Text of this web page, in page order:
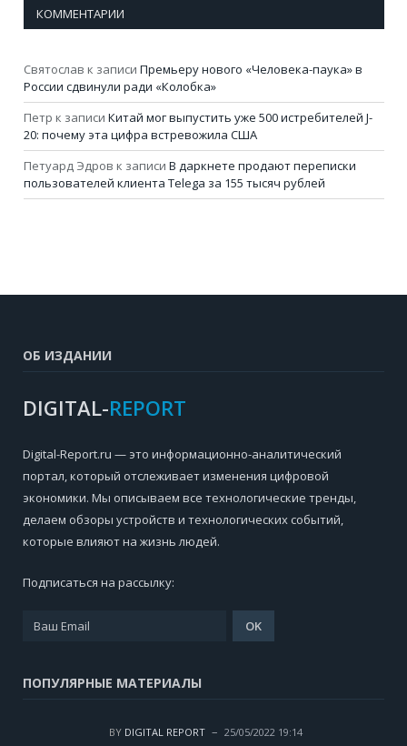
КОММЕНТАРИИ
Святослав к записи Премьеру нового «Человека-паука» в
России сдвинули ради «Колобка»
Петр к записи Китай мог выпустить уже 500 истребителей J-
20: почему эта цифра встревожила США
Петуард Эдров к записи В даркнете продают переписки
пользователей клиента Telega за 155 тысяч рублей
ОБ ИЗДАНИИ
DIGITAL-REPORT
Digital-Report.ru — это информационно-аналитический
портал, который отслеживает изменения цифровой
экономики. Мы описываем все технологические тренды,
делаем обзоры устройств и технологических событий,
которые влияют на жизнь людей.
Подписаться на рассылку:
ПОПУЛЯРНЫЕ МАТЕРИАЛЫ
BY DIGITAL REPORT
25/05/2022 19:14